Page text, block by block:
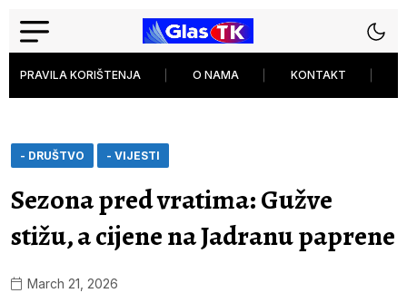
PRAVILA KORIŠTENJA O NAMA KONTAKT
- DRUŠTVO - VIJESTI
Sezona pred vratima: Gužve
stižu, a cijene na Jadranu paprene
March 21, 2026